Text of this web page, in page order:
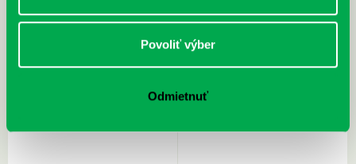
Povoliť výber
Odmietnuť
Sprievodca po hviezdnej oblohe
kompletný sprievodca